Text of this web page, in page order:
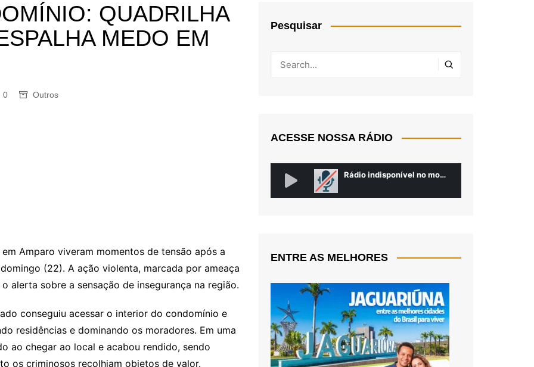
QUADRILHA
MEDO EM
0 Outros
Amparo viveram momentos de tensão após a
(22). A ação violenta, marcada por ameaça
alerta sobre a sensação de insegurança na região.
conseguiu acessar o interior do condomínio e
residências e dominando os moradores. Em uma
ao chegar ao local e acabou rendido, sendo
os criminosos recolhiam objetos de valor.
Pesquisar
ACESSE NOSSA RÁDIO
ENTRE AS MELHORES